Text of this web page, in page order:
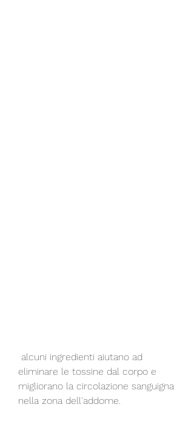
eliminare le tossine dal corpo e
migliorano la circolazione sanguigna
nella zona dell'addome.